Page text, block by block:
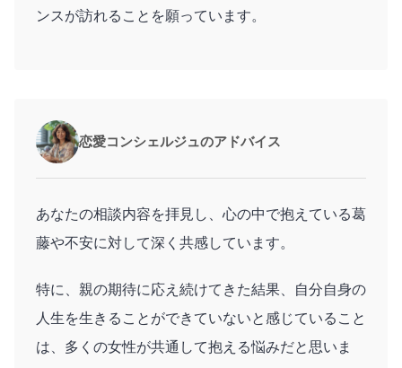
ンスが訪れることを願っています。
恋愛コンシェルジュのアドバイス
あなたの相談内容を拝見し、心の中で抱えている葛
藤や不安に対して深く共感しています。
特に、親の期待に応え続けてきた結果、自分自身の
人生を生きることができていないと感じていること
は、多くの女性が共通して抱える悩みだと思いま